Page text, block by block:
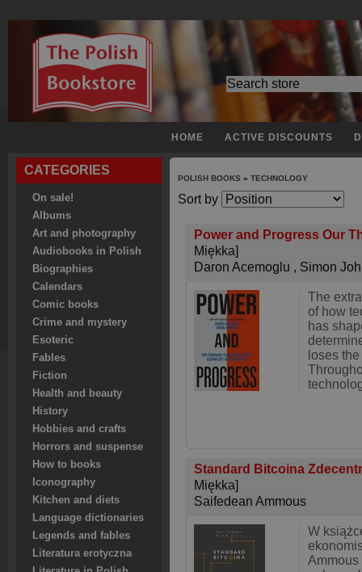
HOME ACTIVE DISCOUNTS
CATEGORIES
On sale!
Albums
Art and photography
Audiobooks in Polish
Biographies
Calendars
Comic books
Crime and mystery
Esoteric
Fables
Fiction
Health and beauty
History
Hobbies and crafts
Horrors and suspense
How to books
Iconography
Kitchen and diets
Language dictionaries
Legends and fables
Literatura erotyczna
POLISH BOOKS » TECHNOLOGY
Sort by
Power and Progress Our
Miękka]
Daron Acemoglu , Simon
The
of how
has
loses
Standard Bitcoina
Miękka]
Saifedean Ammous
W
Ammous